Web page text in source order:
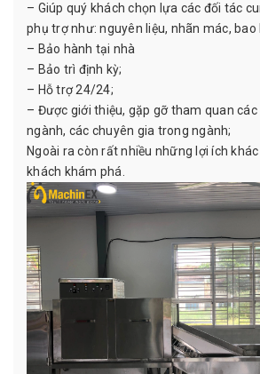
– Giúp quý khách chọn lựa các đối tác
phụ trợ như: nguyên liệu, nhãn mác, bao
– Bảo hành tại nhà
– Bảo trì định kỳ;
– Hỗ trợ 24/24;
– Được giới thiệu, gặp gỡ tham quan
ngành, các chuyên gia trong ngành;
Ngoài ra còn rất nhiều những lợi ích
khách khám phá.